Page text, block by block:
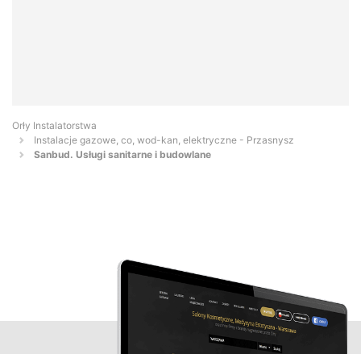
Orły Instalatorstwa
Instalacje gazowe, co, wod-kan, elektryczne - Przasnysz
Sanbud. Usługi sanitarne i budowlane